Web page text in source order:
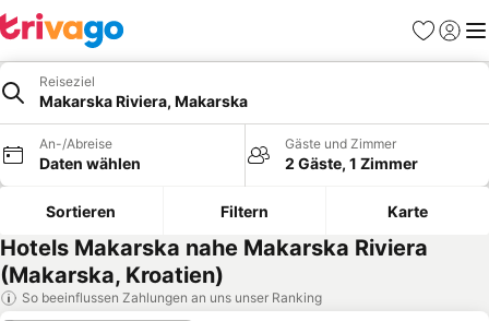
Favoriten
Reiseziel
Makarska Riviera, Makarska
An-/Abreise
Daten wählen
Gäste und Zimmer
2 Gäste, 1 Zimmer
Sortieren Filtern Karte
Hotels Makarska nahe Makarska Riviera
(Makarska, Kroatien)
So beeinflussen Zahlungen an uns unser Ranking